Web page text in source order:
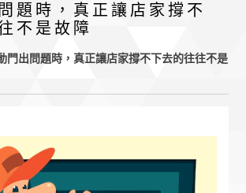
題時，真正讓店家撐不
不是故障
門出問題時，真正讓店家撐不下去的往往不是